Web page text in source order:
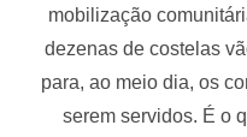
mobilização
dezenas de costelas
para, ao meio dia, os
serem servidos. É o